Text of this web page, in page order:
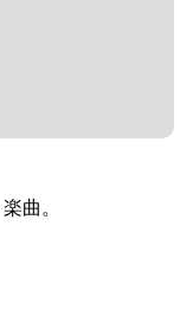
曲。